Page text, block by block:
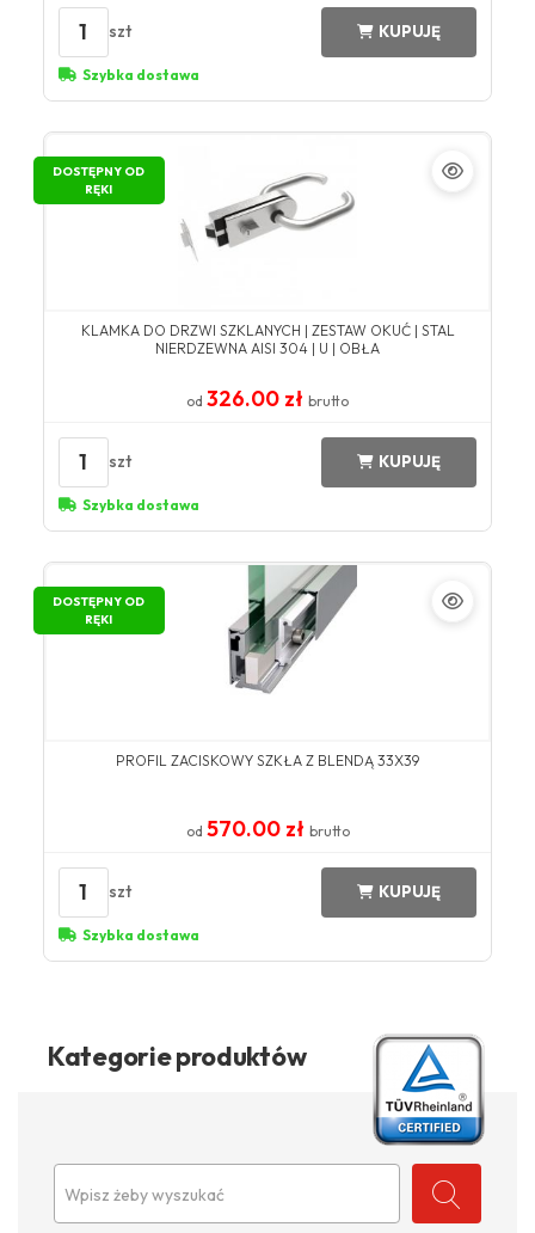
Kategorie produktów
Wpisz żeby wyszukać
1 szt KUPUJĘ
Szybka dostawa
DOSTĘPNY OD
RĘKI
KLAMKA DO DRZWI SZKLANYCH | ZESTAW OKUĆ | STAL
NIERDZEWNA AISI 304 | U | OBŁA
od 326.00 zł brutto
1 szt KUPUJĘ
Szybka dostawa
DOSTĘPNY OD
RĘKI
PROFIL ZACISKOWY SZKŁA Z BLENDĄ 33X39
od 570.00 zł brutto
1 szt KUPUJĘ
Szybka dostawa